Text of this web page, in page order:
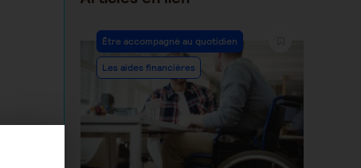
Être accompagné au quotidien
Les aides financières